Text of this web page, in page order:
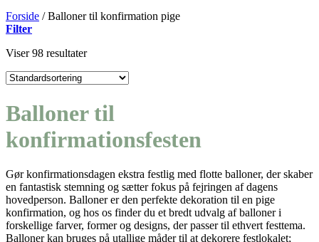
Forside /Balloner til konfirmation pige
Filter
Viser 98 resultater
Balloner til
konfirmationsfesten
Gør konfirmationsdagen ekstra festlig med flotte balloner, der skaber
en fantastisk stemning og sætter fokus på fejringen af dagens
hovedperson. Balloner er den perfekte dekoration til en pige
konfirmation, og hos os finder du et bredt udvalg af balloner i
forskellige farver, former og designs, der passer til ethvert festtema.
Balloner kan bruges på utallige måder til at dekorere festlokalet;